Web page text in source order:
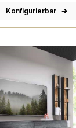
Konfigurierbar